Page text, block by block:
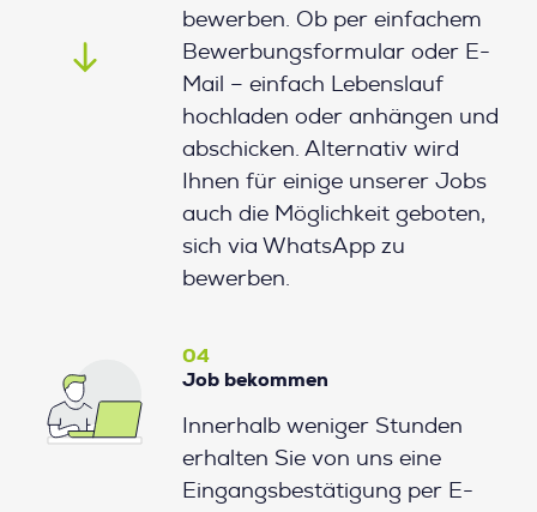
bewerben. Ob per einfachem
Bewerbungsformular oder E-
Mail – einfach Lebenslauf
hochladen oder anhängen und
abschicken. Alternativ wird
Ihnen für einige unserer Jobs
auch die Möglichkeit geboten,
sich via WhatsApp zu
bewerben.
04
Job bekommen
Innerhalb weniger Stunden
erhalten Sie von uns eine
Eingangsbestätigung per E-